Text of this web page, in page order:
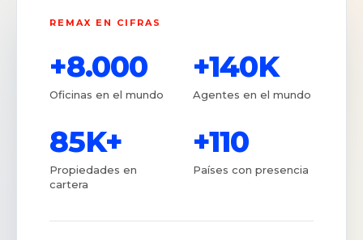
REMAX EN CIFRAS
+8.000
Oficinas en el mundo
+140K
Agentes en el mundo
85K+
Propiedades en
cartera
+110
Países con presencia